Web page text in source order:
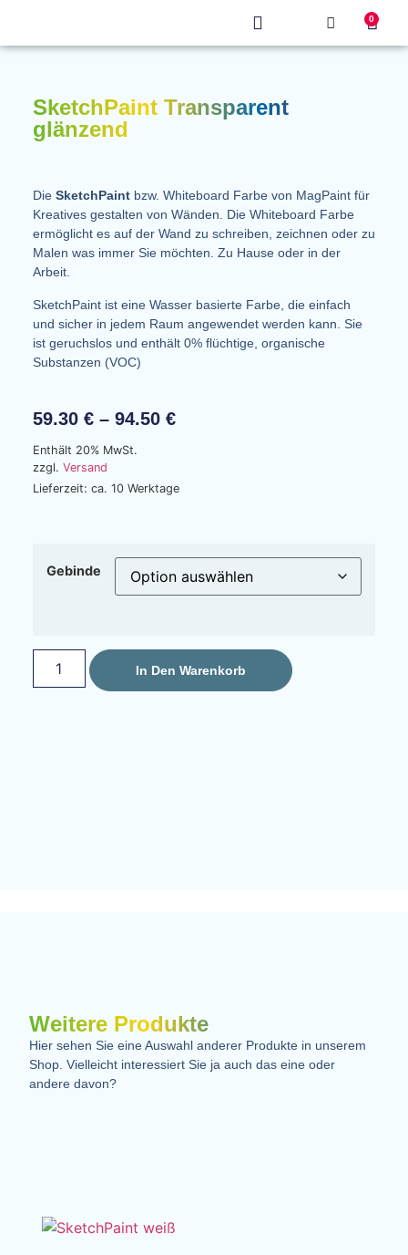
0
SketchPaint Transparent
glänzend
Die SketchPaintbzw. Whiteboard Farbe von MagPaint für
Kreatives gestalten von Wänden. Die Whiteboard Farbe
ermöglicht es auf der Wand zu schreiben, zeichnen oder zu
Malen was immer Sie möchten. Zu Hause oder in der
Arbeit.
SketchPaint ist eine Wasser basierte Farbe, die einfach
und sicher in jedem Raum angewendet werden kann. Sie
ist geruchslos und enthält 0% flüchtige, organische
Substanzen (VOC)
59.30 € – 94.50 €
Enthält 20% MwSt.
zzgl. Versand
Lieferzeit: ca. 10 Werktage
Gebinde
In Den Warenkorb
Weitere Produkte
Hier sehen Sie eine Auswahl anderer Produkte in unserem
Shop. Vielleicht interessiert Sie ja auch das eine oder
andere davon?